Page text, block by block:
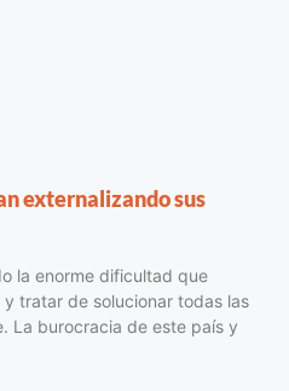
externalizando sus
la enorme dificultad que
tratar de solucionar todas las
La burocracia de este país y